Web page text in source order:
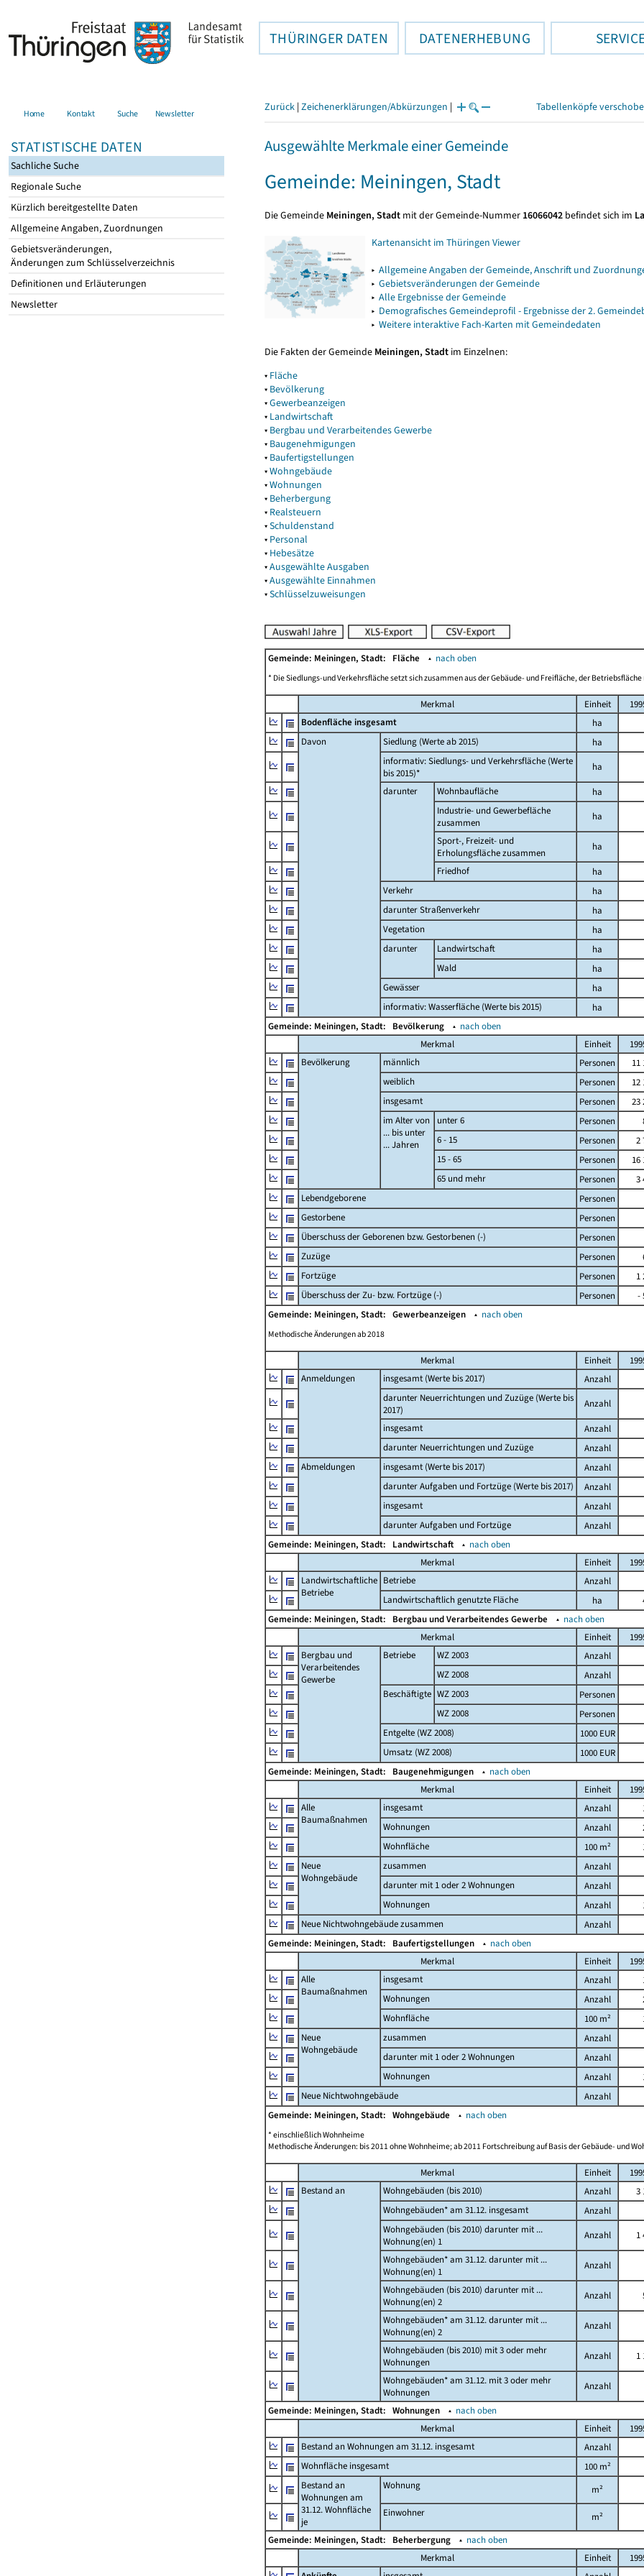
THÜRINGER DATEN DATENERHEBUNG
Home Kontakt Suche Newsletter
STATISTISCHE DATEN
Sachliche Suche
Regionale Suche
Kürzlich bereitgestellte Daten
Allgemeine Angaben, Zuordnungen
Gebietsveränderungen,
Änderungen zum Schlüsselverzeichnis
Definitionen und Erläuterungen
Newsletter
Zurück | Zeichenerklärungen/Abkürzungen | Tabellenköpfe
Ausgewählte Merkmale einer Gemeinde
Gemeinde: Meiningen, Stadt
Die Gemeinde Meiningen, Stadt mit der Gemeinde-Nummer 16066042 befindet sich im
Kartenansicht im Thüringen Viewer
▸ Allgemeine Angaben der Gemeinde, Anschrift und
▸ Gebietsveränderungen der Gemeinde
▸ Alle Ergebnisse der Gemeinde
▸ Demografisches Gemeindeprofil - Ergebnisse der 2.
▸ Weitere interaktive Fach-Karten mit Gemeindedaten
Die Fakten der Gemeinde Meiningen, Stadt im Einzelnen:
▾ Fläche
▾ Bevölkerung
▾Gewerbeanzeigen
▾ Landwirtschaft
▾ Bergbau und Verarbeitendes Gewerbe
▾ Baugenehmigungen
▾ Baufertigstellungen
▾Wohngebäude
▾Wohnungen
▾ Beherbergung
▾ Realsteuern
▾Schuldenstand
▾ Personal
▾ Hebesätze
▾Ausgewählte Ausgaben
▾Ausgewählte Einnahmen
▾Schlüsselzuweisungen
Gemeinde: Meiningen, Stadt: Fläche ▴ nach oben
* Die Siedlungs-und Verkehrsfläche setzt sich zusammen aus der Gebäude- und Freifläche, der
Merkmal Einheit
Bodenfläche insgesamt
ha
Davon
Siedlung (Werte ab 2015)
ha
informativ: Siedlungs- und Verkehrsfläche (Werte
bis 2015)*
ha
darunter
Wohnbaufläche
ha
Industrie- und Gewerbefläche
zusammen
ha
Sport-, Freizeit- und
Erholungsfläche zusammen
ha
Friedhof
ha
Verkehr
ha
darunter Straßenverkehr
ha
Vegetation
ha
darunter
Landwirtschaft
ha
Wald
ha
Gewässer
ha
informativ: Wasserfläche (Werte bis 2015)
ha
Gemeinde: Meiningen, Stadt: Bevölkerung ▴ nach oben
Merkmal
Einheit
Bevölkerung
männlich Personen 11
weiblich
Personen 12
insgesamt
Personen 23
im Alter von
... bis unter
... Jahren
unter 6 Personen
6 - 15
Personen 2
15 - 65
Personen 16
65 und mehr
Personen 3
Lebendgeborene
Personen
Gestorbene
Personen
Überschuss der Geborenen bzw. Gestorbenen (-)
Personen
Zuzüge
Personen
Fortzüge
Personen 1
Überschuss der Zu- bzw. Fortzüge (-)
Personen -
Gemeinde: Meiningen, Stadt: Gewerbeanzeigen ▴ nach oben
Methodische Änderungen ab 2018
Merkmal Einheit
Anmeldungen
insgesamt (Werte bis 2017) Anzahl
darunter Neuerrichtungen und Zuzüge (Werte bis
2017)
Anzahl
insgesamt
Anzahl
darunter Neuerrichtungen und Zuzüge
Anzahl
Abmeldungen
insgesamt (Werte bis 2017) Anzahl
darunter Aufgaben und Fortzüge (Werte bis 2017)
Anzahl
insgesamt
Anzahl
darunter Aufgaben und Fortzüge
Anzahl
Gemeinde: Meiningen, Stadt: Landwirtschaft ▴ nach oben
Merkmal
Einheit
Landwirtschaftliche
Betriebe
Betriebe Anzahl
Landwirtschaftlich genutzte Fläche
ha
Gemeinde: Meiningen, Stadt: Bergbau und Verarbeitendes Gewerbe ▴ nach oben
Merkmal
Einheit
Bergbau und
Verarbeitendes
Gewerbe
Betriebe WZ 2003 Anzahl
WZ 2008
Anzahl
Beschäftigte WZ 2003 Personen
WZ 2008
Personen
Entgelte (WZ 2008)
1000 EUR
Umsatz (WZ 2008)
1000 EUR
Gemeinde: Meiningen, Stadt: Baugenehmigungen ▴ nach oben
Merkmal
Einheit
Alle
Baumaßnahmen
insgesamt Anzahl
Wohnungen
Anzahl
Wohnfläche
100 m²
Neue
Wohngebäude
zusammen Anzahl
darunter mit 1 oder 2 Wohnungen
Anzahl
Wohnungen
Anzahl
Neue Nichtwohngebäude zusammen
Anzahl
Gemeinde: Meiningen, Stadt: Baufertigstellungen ▴ nach oben
Merkmal
Einheit
Alle
Baumaßnahmen
insgesamt Anzahl
Wohnungen
Anzahl
Wohnfläche
100 m²
Neue
Wohngebäude
zusammen Anzahl
darunter mit 1 oder 2 Wohnungen
Anzahl
Wohnungen
Anzahl
Neue Nichtwohngebäude
Anzahl
Gemeinde: Meiningen, Stadt: Wohngebäude ▴ nach oben
* einschließlich Wohnheime
Methodische Änderungen: bis 2011 ohne Wohnheime; ab 2011 Fortschreibung auf Basis der Gebäude- und
Merkmal Einheit
Bestand an
Wohngebäuden (bis 2010) Anzahl 3
Wohngebäuden* am 31.12. insgesamt
Anzahl
Wohngebäuden (bis 2010) darunter mit ...
Wohnung(en) 1
Anzahl 1
Wohngebäuden* am 31.12. darunter mit ...
Wohnung(en) 1
Anzahl
Wohngebäuden (bis 2010) darunter mit ...
Wohnung(en) 2
Anzahl
Wohngebäuden* am 31.12. darunter mit ...
Wohnung(en) 2
Anzahl
Wohngebäuden (bis 2010) mit 3 oder mehr
Wohnungen
Anzahl 1
Wohngebäuden* am 31.12. mit 3 oder mehr
Wohnungen
Anzahl
Gemeinde: Meiningen, Stadt: Wohnungen ▴ nach oben
Merkmal
Einheit
Bestand an Wohnungen am 31.12. insgesamt
Anzahl
Wohnfläche insgesamt
100 m²
Bestand an
Wohnungen am
31.12. Wohnfläche
je
Wohnung
m²
Einwohner
m²
Gemeinde: Meiningen, Stadt: Beherbergung ▴ nach oben
Merkmal
Einheit